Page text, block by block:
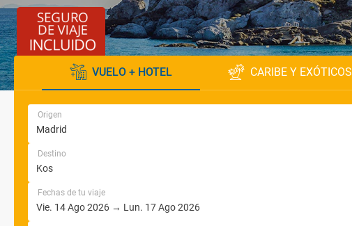
VUELO + HOTEL CARIBE Y EXÓTICOS
Origen
Destino
Fechas de tu viaje